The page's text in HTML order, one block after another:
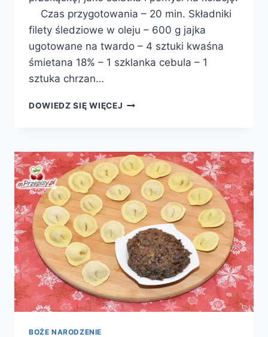
Czas przygotowania – 20 min. Składniki
filety śledziowe w oleju – 600 g jajka
ugotowane na twardo – 4 sztuki kwaśna
śmietana 18% – 1 szklanka cebula – 1
sztuka chrzan…
DOWIEDZ SIĘ WIĘCEJ PIKANTNE
BOŻE NARODZENIE